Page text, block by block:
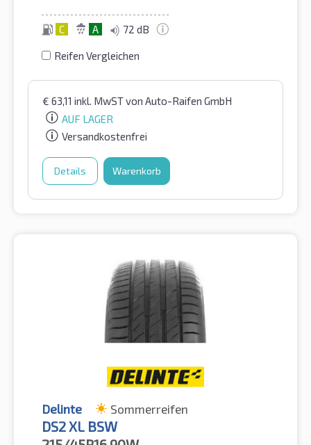
C A 72 dB
Reifen Vergleichen
€ 63,11 inkl. MwSTvon Auto-Raifen GmbH
AUF LAGER
Versandkostenfrei
Details Warenkorb
Delinte Sommerreifen
DS2 XL BSW